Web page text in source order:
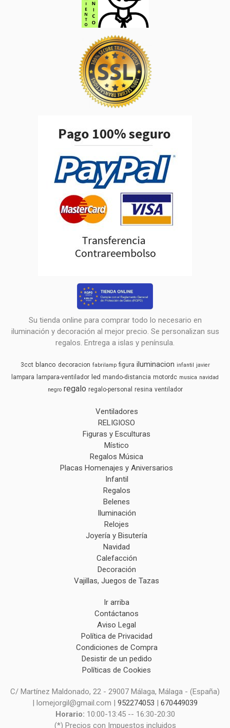
Su tienda online para comprar todo lo necesario en
iluminación y decoración al mejor precio. Se personalizan sus
regalos. Entrega a islas y península.
3cct blanco decoracion fabrilamp figura iluminacion infantil javier
lampara lampara-ventilador led mando-distancia motordc musica navidad
negro regalo regalo-personal resina ventilador
Ventiladores
RELIGIOSO
Figuras y Esculturas
Místico
Regalos Música
Placas Homenajes y Aniversarios
Infantil
Regalos
Belenes
Iluminación
Relojes
Joyería y Bisutería
Navidad
Calefacción
Decoración
Vajillas, Juegos de Tazas
Ir arriba
Contáctanos
Aviso Legal
Política de Privacidad
Condiciones de Compra
Desistir de un pedido
Políticas de Cookies
C/ Martínez Maldonado, 22 - 29007 Málaga, Málaga - (España)
| lomejorgil@gmail.com | 952274053
670449039
Horario: 10:00-13:45 -- 16:30-20:30
(*) Precios con Impuestos incluidos